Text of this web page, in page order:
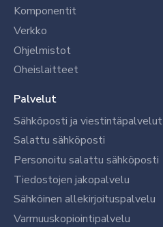
Komponentit
Verkko
Ohjelmistot
Oheislaitteet
Palvelut
Sähköposti ja viestintäpalvelut
Salattu sähköposti
Personoitu salattu sähköposti
Tiedostojen jakopalvelu
Sähköinen allekirjoituspalvelu
Varmuuskopiointipalvelu